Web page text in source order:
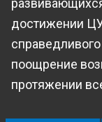
достижении
поощрение
протяжении